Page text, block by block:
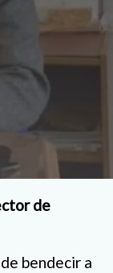
de
bendecir a